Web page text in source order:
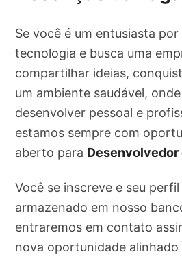
Se você é um entusiasta
tecnologia e busca uma
compartilhar ideias,
um ambiente saudável,
desenvolver pessoal e
estamos sempre com
aberto para Desenvolvedor
Você se inscreve e seu
armazenado em nosso
entraremos em contato
nova oportunidade